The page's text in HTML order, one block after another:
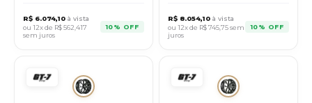
R$ 6.074,10 à vista
ou 12x de R$562,417
sem juros
10% OFF
R$ 8.054,10 à vista
ou 12x de R$745,75sem
juros
10% OFF